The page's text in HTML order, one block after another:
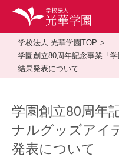
学校法人 光華学園TOP
学園創立80周年記念事業「
結果発表について
学園創立80周年
ナルグッズアイ
発表について